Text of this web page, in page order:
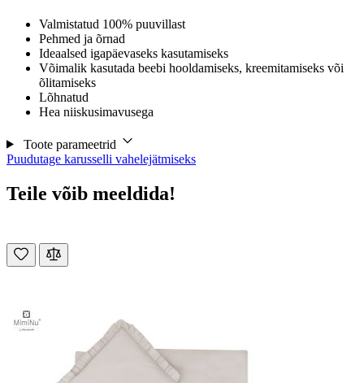
Valmistatud 100% puuvillast
Pehmed ja õrnad
Ideaalsed igapäevaseks kasutamiseks
Võimalik kasutada beebi hooldamiseks, kreemitamiseks või
õlitamiseks
Lõhnatud
Hea niiskusimavusega
Toote parameetrid
Puudutage karusselli vahelejätmiseks
Teile võib meeldida!